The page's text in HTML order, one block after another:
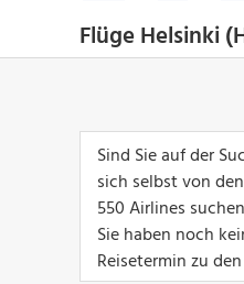
Flüge Helsinki
Sind Sie auf der
sich selbst von
550 Airlines
Sie haben noch
Reisetermin zu